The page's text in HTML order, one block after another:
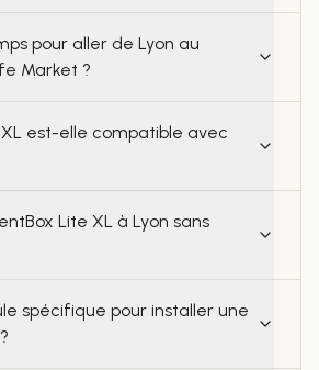
pour aller de Lyon au
Market ?
est-elle compatible avec
Lite XL à Lyon sans
spécifique pour installer une